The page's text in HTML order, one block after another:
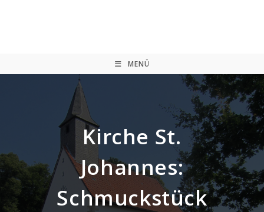
MENÜ
Kirche St.
Johannes:
Schmuckstück